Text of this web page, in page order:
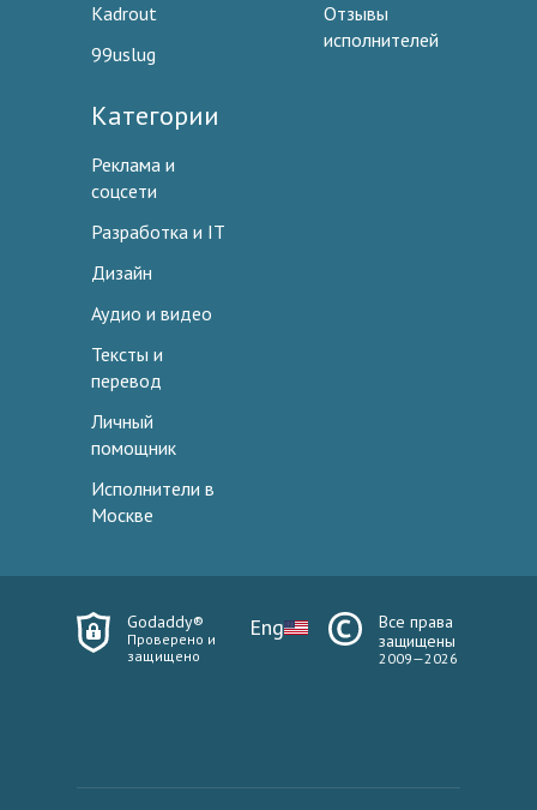
Kadrout
99uslug
Отзывы
исполнителей
Категории
Реклама и
соцсети
Разработка и IT
Дизайн
Аудио и видео
Тексты и
перевод
Личный
помощник
Исполнители в
Москве
Godaddy®
Проверено и
защищено
Eng
Все права
защищены
2009—2026